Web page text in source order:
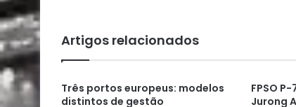
Artigos relacionados
Três portos europeus: modelos
distintos de gestão
FPSO
Jurong